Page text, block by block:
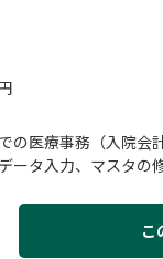
の医療事務（入院会
ータ入力、マスタの
こ